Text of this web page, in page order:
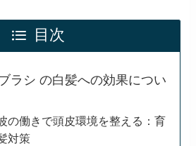
目次
ラシ の白髪への効果につい
の働きで頭皮環境を整える：育
対策